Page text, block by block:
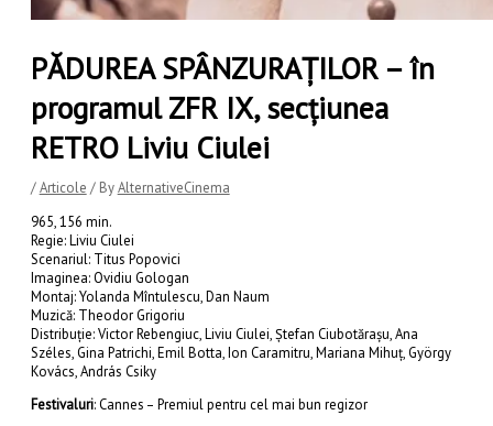
PĂDUREA SPÂNZURAȚILOR – în
programul ZFR IX, secțiunea
RETRO Liviu Ciulei
/Articole / ByAlternativeCinema
965, 156 min.
Regie: Liviu Ciulei
Scenariul: Titus Popovici
Imaginea: Ovidiu Gologan
Montaj: Yolanda Mîntulescu, Dan Naum
Muzică: Theodor Grigoriu
Distribuţie: Victor Rebengiuc, Liviu Ciulei, Ştefan Ciubotăraşu, Ana
Széles, Gina Patrichi, Emil Botta, Ion Caramitru, Mariana Mihuţ, György
Kovács, András Csiky
Festivaluri: Cannes – Premiul pentru cel mai bun regizor